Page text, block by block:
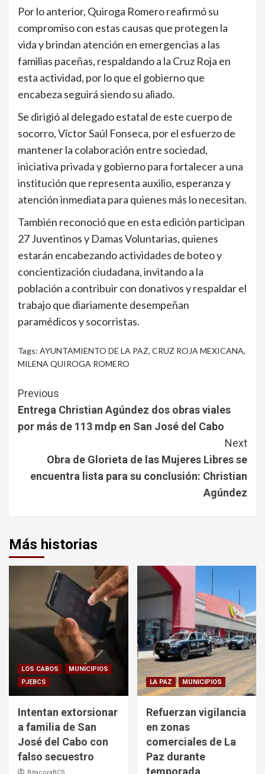
Por lo anterior, Quiroga Romero reafirmó su
compromiso con estas causas que protegen la
vida y brindan atención en emergencias a las
familias paceñas, respaldando a la Cruz Roja en
esta actividad, por lo que el gobierno que
encabeza seguirá siendo su aliado.
Se dirigió al delegado estatal de este cuerpo de
socorro, Víctor Saúl Fonseca, por el esfuerzo de
mantener la colaboración entre sociedad,
iniciativa privada y gobierno para fortalecer a una
institución que representa auxilio, esperanza y
atención inmediata para quienes más lo necesitan.
También reconoció que en esta edición participan
27 Juventinos y Damas Voluntarias, quienes
estarán encabezando actividades de boteo y
concientización ciudadana, invitando a la
población a contribuir con donativos y respaldar el
trabajo que diariamente desempeñan
paramédicos y socorristas.
Tags: AYUNTAMIENTO DE LA PAZ, CRUZ ROJA MEXICANA,
MILENA QUIROGA ROMERO
Continue
Reading
Previous
Entrega Christian Agúndez dos obras viales
por más de 113 mdp en San José del Cabo
Next
Obra de Glorieta de las Mujeres Libres se
encuentra lista para su conclusión: Christian
Agúndez
Más historias
LOS CABOS
MUNICIPIOS
PJEBCS
Intentan extorsionar
a familia de San
José del Cabo con
falso secuestro
LA PAZ MUNICIPIOS
Refuerzan vigilancia
en zonas
comerciales de La
Paz durante